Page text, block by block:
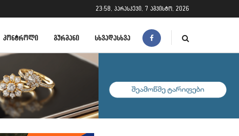
23:58, პარასკევი, 7 აგვისტო, 2026
ᲙᲝᲜᲢᲠᲝᲚᲘ ᲒᲣᲠᲛᲐᲜᲘ ᲡᲮᲕᲐᲓᲐᲡᲮᲕᲐ